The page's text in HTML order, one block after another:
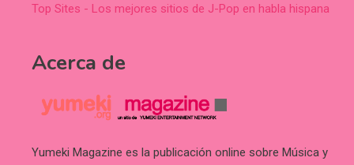
Top Sites - Los mejores sitios de J-Pop en habla hispana
Acerca de
Yumeki Magazine es la publicación online sobre Música y